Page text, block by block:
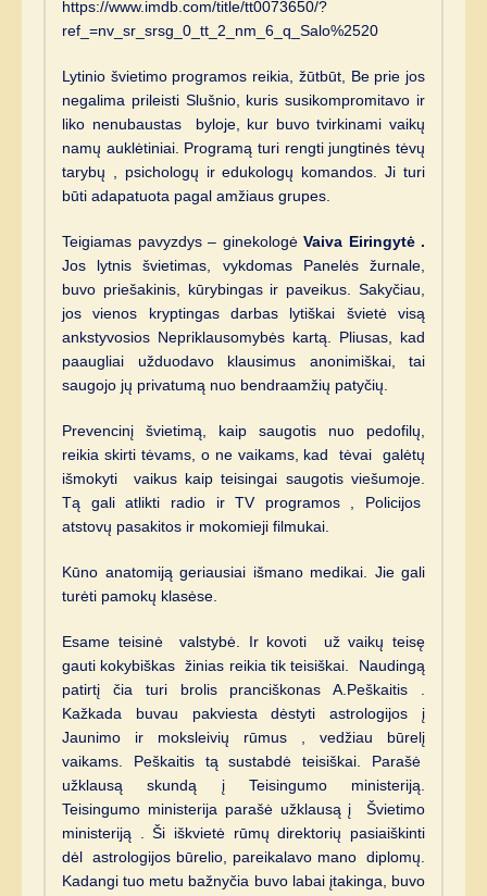
https://www.imdb.com/title/tt0073650/?
ref_=nv_sr_srsg_0_tt_2_nm_6_q_Salo%2520
Lytinio švietimo programos reikia, žūtbūt, Be prie jos
negalima prileisti Slušnio, kuris susikompromitavo ir
liko nenubaustas byloje, kur buvo tvirkinami vaikų
namų auklėtiniai. Programą turi rengti jungtinės tėvų
tarybų , psichologų ir edukologų komandos. Ji turi
būti adapatuota pagal amžiaus grupes.
Teigiamas pavyzdys – ginekologė Vaiva Eiringytė .
Jos lytnis švietimas, vykdomas Panelės žurnale,
buvo priešakinis, kūrybingas ir paveikus. Sakyčiau,
jos vienos kryptingas darbas lytiškai švietė visą
ankstyvosios Nepriklausomybės kartą. Pliusas, kad
paaugliai užduodavo klausimus anonimiškai, tai
saugojo jų privatumą nuo bendraamžių patyčių.
Prevencinį švietimą, kaip saugotis nuo pedofilų,
reikia skirti tėvams, o ne vaikams, kad tėvai galėtų
išmokyti vaikus kaip teisingai saugotis viešumoje.
Tą gali atlikti radio ir TV programos , Policijos
atstovų pasakitos ir mokomieji filmukai.
Kūno anatomiją geriausiai išmano medikai. Jie gali
turėti pamokų klasėse.
Esame teisinė valstybė. Ir kovoti už vaikų teisę
gauti kokybiškas žinias reikia tik teisiškai. Naudingą
patirtį čia turi brolis pranciškonas A.Peškaitis .
Kažkada buvau pakviesta dėstyti astrologijos į
Jaunimo ir moksleivių rūmus , vedžiau būrelį
vaikams. Peškaitis tą sustabdė teisiškai. Parašė
užklausą skundą į Teisingumo ministeriją.
Teisingumo ministerija parašė užklausą į Švietimo
ministeriją . Ši iškvietė rūmų direktorių pasiaiškinti
dėl astrologijos būrelio, pareikalavo mano diplomų.
Kadangi tuo metu bažnyčia buvo labai įtakinga, buvo